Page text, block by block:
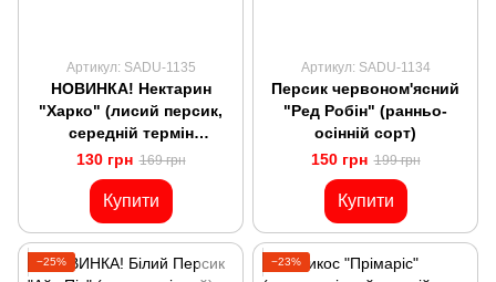
Артикул: SADU-1135
НОВИНКА! Нектарин
"Харко" (лисий персик,
середній термін
дозрівання)
130 грн 169 грн
Купити
Артикул: SADU-1134
Персик червоном'ясний
"Ред Робін" (ранньо-
осінній сорт)
150 грн 199 грн
Купити
−25% −23%